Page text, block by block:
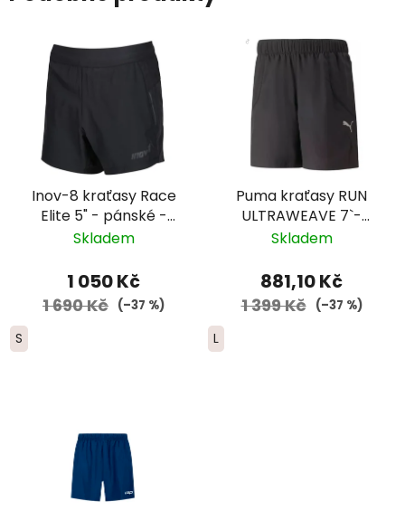
Inov-8 kraťasy Race
Elite 5" - pánské -
černé
Skladem
1 050 Kč
1 690 Kč (–37 %)
S
Puma kraťasy RUN
ULTRAWEAVE 7`-
pánské - černá zip
Skladem
881,10 Kč
1 399 Kč (–37 %)
L